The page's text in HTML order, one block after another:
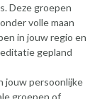
Deze groepen
volle maan
in jouw regio en
gepland
jouw persoonlijke
groepen of